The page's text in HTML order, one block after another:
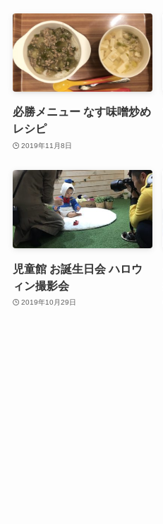
必勝メニュー なす味噌炒め
レシピ
2019年11月8日
児童館 お誕生日会 ハロウ
ィン撮影会
2019年10月29日